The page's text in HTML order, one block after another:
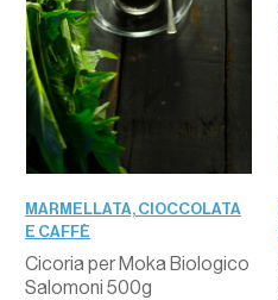
MARMELLATA, CIOCCOLATA
E CAFFÈ
Cicoria per Moka Biologico
Salomoni 500g